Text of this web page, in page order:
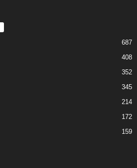
687
408
352
345
214
172
159